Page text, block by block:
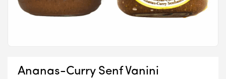
Ananas-Curry Senf Vanini